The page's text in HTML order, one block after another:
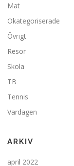
Mat
Okategoriserade
Övrigt
Resor
Skola
TB
Tennis
Vardagen
ARKIV
april 2022